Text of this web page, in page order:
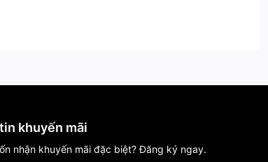
khuyến mãi
nhận khuyến mãi đặc biệt? Đăng ký ngay.